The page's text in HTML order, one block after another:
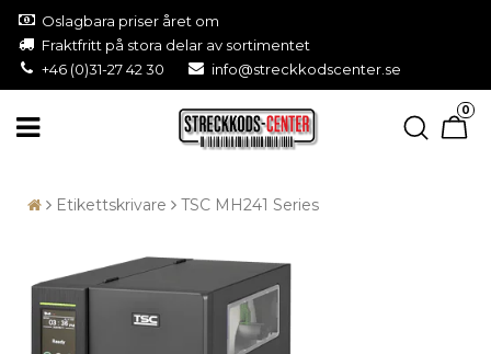
Oslagbara priser året om
Fraktfritt på stora delar av sortimentet
+46 (0)31-27 42 30
info@streckkodscenter.se
0
Etikettskrivare TSC MH241 Series